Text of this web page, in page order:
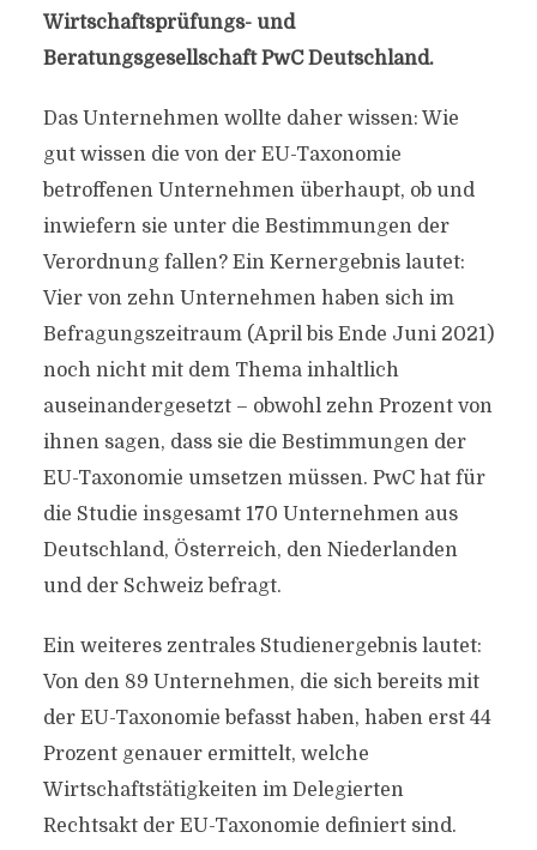
Wirtschaftsprüfungs- und
Beratungsgesellschaft PwC Deutschland.
Das Unternehmen wollte daher wissen: Wie
gut wissen die von der EU-Taxonomie
betroffenen Unternehmen überhaupt, ob und
inwiefern sie unter die Bestimmungen der
Verordnung fallen? Ein Kernergebnis lautet:
Vier von zehn Unternehmen haben sich im
Befragungszeitraum (April bis Ende Juni 2021)
noch nicht mit dem Thema inhaltlich
auseinandergesetzt – obwohl zehn Prozent von
ihnen sagen, dass sie die Bestimmungen der
EU-Taxonomie umsetzen müssen. PwC hat für
die Studie insgesamt 170 Unternehmen aus
Deutschland, Österreich, den Niederlanden
und der Schweiz befragt.
Ein weiteres zentrales Studienergebnis lautet:
Von den 89 Unternehmen, die sich bereits mit
der EU-Taxonomie befasst haben, haben erst 44
Prozent genauer ermittelt, welche
Wirtschaftstätigkeiten im Delegierten
Rechtsakt der EU-Taxonomie definiert sind.